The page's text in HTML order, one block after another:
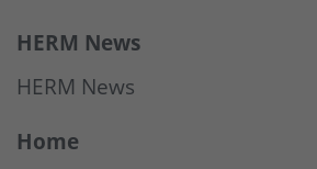
HERM News
HERM News
Home